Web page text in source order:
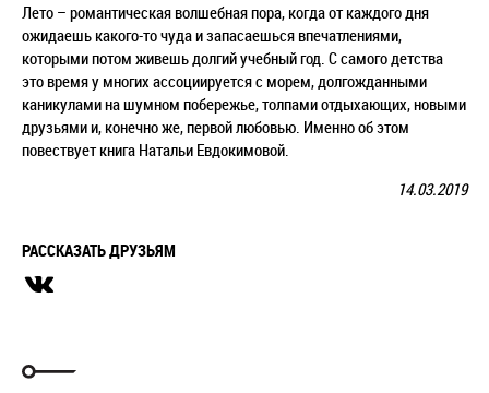
Лето – романтическая волшебная пора, когда от каждого дня
ожидаешь какого-то чуда и запасаешься впечатлениями,
которыми потом живешь долгий учебный год. С самого детства
это время у многих ассоциируется с морем, долгожданными
каникулами на шумном побережье, толпами отдыхающих, новыми
друзьями и, конечно же, первой любовью. Именно об этом
повествует книга Натальи Евдокимовой.
14.03.2019
РАССКАЗАТЬ ДРУЗЬЯМ